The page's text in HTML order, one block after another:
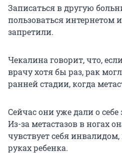
Записаться в другую
пользоваться интернетом
запретили.
Чекалина говорит, что,
врачу хотя бы раз, рак
ранней стадии, когда
Сейчас они уже дали о
Из-за метастазов в ногах
чувствует себя
руках ребенка.